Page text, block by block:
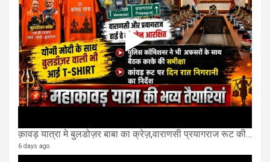
क़ावड़ यात्रा मे बुलडोज़र बाबा का क्रेज़,वाराणसी प्रयागराज रूट की एक लेन खाली की गई.
6 days ago